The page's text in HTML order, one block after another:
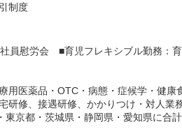
制度
員慰労会 ■育児フレキシブル勤務：
用医薬品・OTC・病態・症候学・健
研修、接遇研修、かかりつけ・対人
東京都・茨城県・静岡県・愛知県に合